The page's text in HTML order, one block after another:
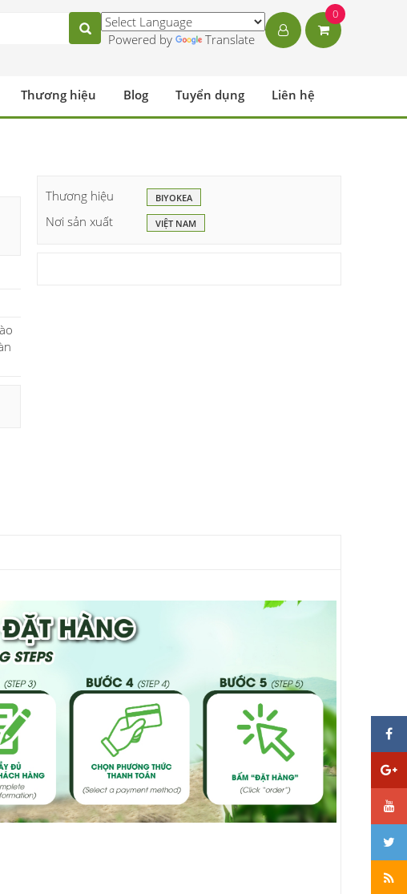
Powered by Translate
0
Thương hiệu Blog Tuyển dụng Liên hệ
Thương hiệu BIYOKEA
Nơi sản xuất VIỆT NAM